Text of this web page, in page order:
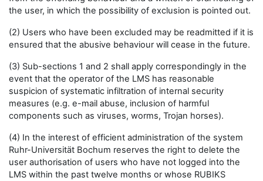
the user, in which the possibility of exclusion is pointed out.
(2) Users who have been excluded may be readmitted if it is
ensured that the abusive behaviour will cease in the future.
(3) Sub-sections 1 and 2 shall apply correspondingly in the
event that the operator of the LMS has reasonable
suspicion of systematic infiltration of internal security
measures (e.g. e-mail abuse, inclusion of harmful
components such as viruses, worms, Trojan horses).
(4) In the interest of efficient administration of the system
Ruhr-Universität Bochum reserves the right to delete the
user authorisation of users who have not logged into the
LMS within the past twelve months or whose RUBIKS